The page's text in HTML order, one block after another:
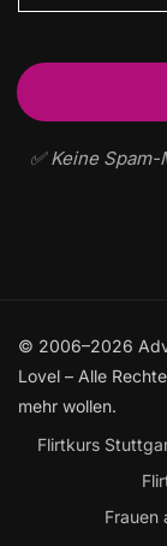
✅ Keine
© 2006–2026
Lovel – Alle
mehr wollen.
Flirtkurs
Frauen